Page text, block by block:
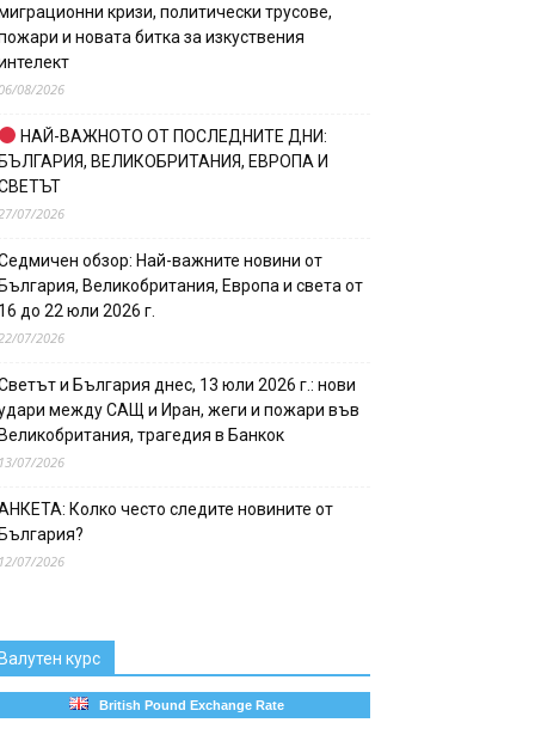
кризи, политически трусове,
и новата битка за изкуствения
08/2026
НАЙ-ВАЖНОТО ОТ ПОСЛЕДНИТЕ ДНИ:
ВЕЛИКОБРИТАНИЯ, ЕВРОПА И
07/2026
обзор: Най-важните новини от
Великобритания, Европа и света от
до 22 юли 2026 г.
07/2026
и България днес, 13 юли 2026 г.: нови
между САЩ и Иран, жеги и пожари във
трагедия в Банкок
07/2026
Колко често следите новините от
07/2026
курс
British Pound Exchange Rate